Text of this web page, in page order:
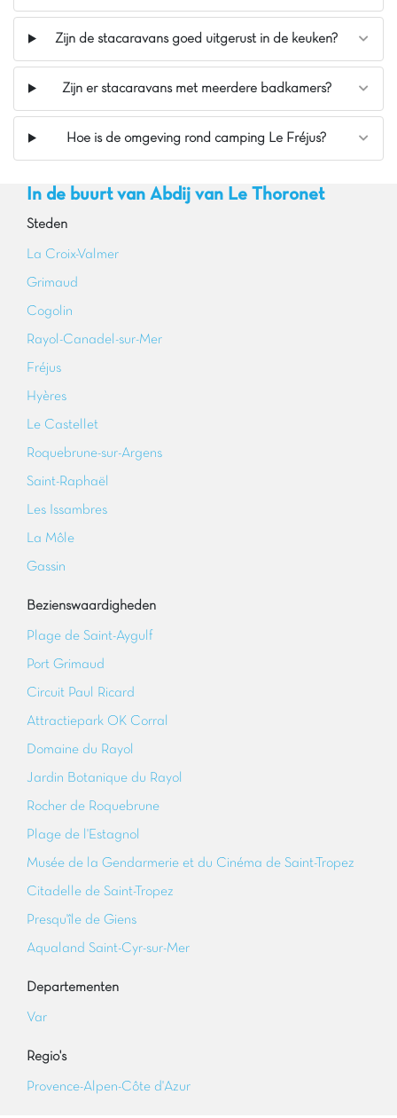
Zijn de stacaravans goed uitgerust in de keuken?
Zijn er stacaravans met meerdere badkamers?
Hoe is de omgeving rond camping Le Fréjus?
In de buurt van Abdij van Le Thoronet
Steden
La Croix-Valmer
Grimaud
Cogolin
Rayol-Canadel-sur-Mer
Fréjus
Hyères
Le Castellet
Roquebrune-sur-Argens
Saint-Raphaël
Les Issambres
La Môle
Gassin
Bezienswaardigheden
Plage de Saint-Aygulf
Port Grimaud
Circuit Paul Ricard
Attractiepark OK Corral
Domaine du Rayol
Jardin Botanique du Rayol
Rocher de Roquebrune
Plage de l'Estagnol
Musée de la Gendarmerie et du Cinéma de Saint-Tropez
Citadelle de Saint-Tropez
Presqu'île de Giens
Aqualand Saint-Cyr-sur-Mer
Departementen
Var
Regio's
Provence-Alpen-Côte d'Azur